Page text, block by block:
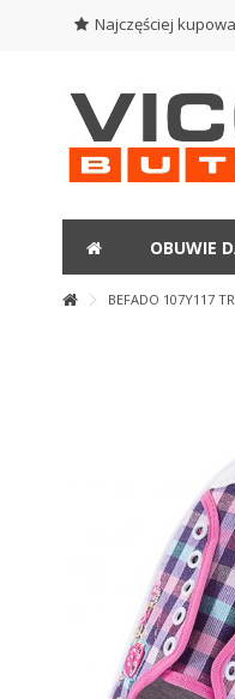
Najczęściej
OBUWIE
BEFADO 107Y117